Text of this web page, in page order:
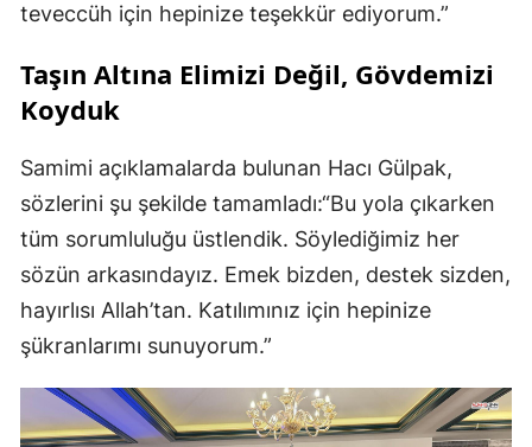
teveccüh için hepinize teşekkür ediyorum.”
Taşın Altına Elimizi Değil, Gövdemizi
Koyduk
Samimi açıklamalarda bulunan Hacı Gülpak,
sözlerini şu şekilde tamamladı:“Bu yola çıkarken
tüm sorumluluğu üstlendik. Söylediğimiz her
sözün arkasındayız. Emek bizden, destek sizden,
hayırlısı Allah’tan. Katılımınız için hepinize
şükranlarımı sunuyorum.”